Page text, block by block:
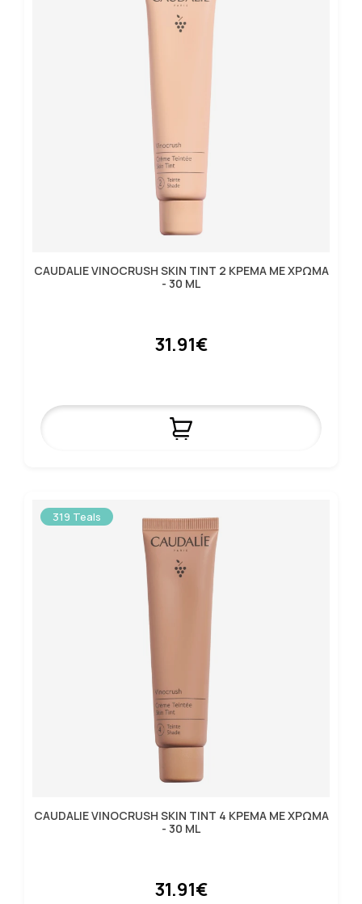
CAUDALIE VINOCRUSH SKIN TINT 2 ΚΡΕΜΑ ΜΕ ΧΡΩΜΑ
- 30 ML
31.91€
319 Teals
CAUDALIE VINOCRUSH SKIN TINT 4 ΚΡΕΜΑ ΜΕ ΧΡΩΜΑ
- 30 ML
31.91€